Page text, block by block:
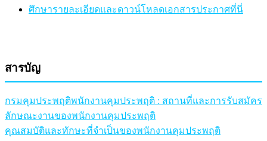
ศึกษารายละเอียดและดาวน์โหลดเอกสารประกาศที่นี่
สารบัญ
กรมคุมประพฤติพนักงานคุมประพฤติ : สถานที่และการรับสมัคร
ลักษณะงานของพนักงานคุมประพฤติ
คุณสมบัติและทักษะที่จำเป็นของพนักงานคุมประพฤติ